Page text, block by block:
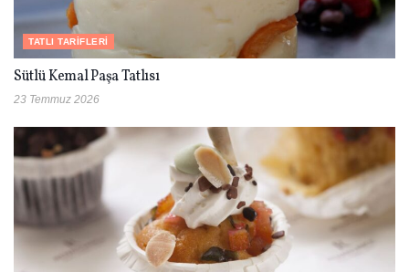
TATLI TARIFLERI
Sütlü Kemal Paşa Tatlısı
23 Temmuz 2026